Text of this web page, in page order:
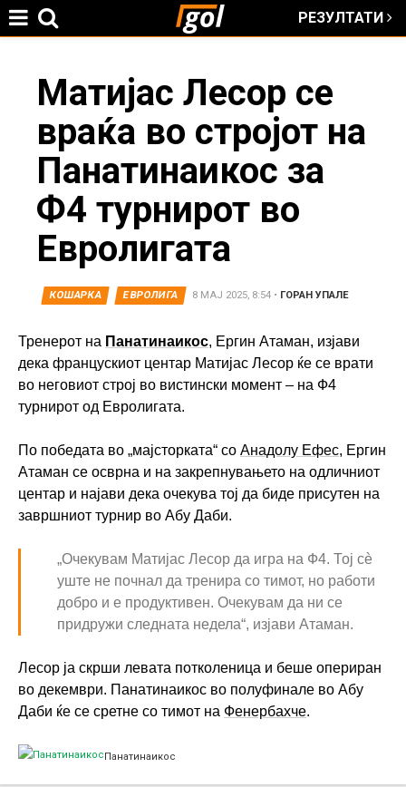
РЕЗУЛТАТИ
Матијас Лесор се
враќа во стројот на
Панатинаикос за
Ф4 турнирот во
Евролигата
КОШАРКА ЕВРОЛИГА 8 МАЈ 2025, 8:54 • ГОРАН УПАЛЕ
Тренерот на Панатинаикос, Ергин Атаман, изјави
дека францускиот центар Матијас Лесор ќе се врати
во неговиот строј во вистински момент – на Ф4
турнирот од Евролигата.
По победата во „мајсторката“ со Анадолу Ефес, Ергин
Атаман се осврна и на закрепнувањето на одличниот
центар и најави дека очекува тој да биде присутен на
завршниот турнир во Абу Даби.
„Очекувам Матијас Лесор да игра на Ф4. Тој сè
уште не почнал да тренира со тимот, но работи
добро и е продуктивен. Очекувам да ни се
придружи следната недела“, изјави Атаман.
Лесор ја скрши левата потколеница и беше опериран
во декември. Панатинаикос во полуфинале во Абу
Даби ќе се сретне со тимот на Фенербахче.
Панатинаикос